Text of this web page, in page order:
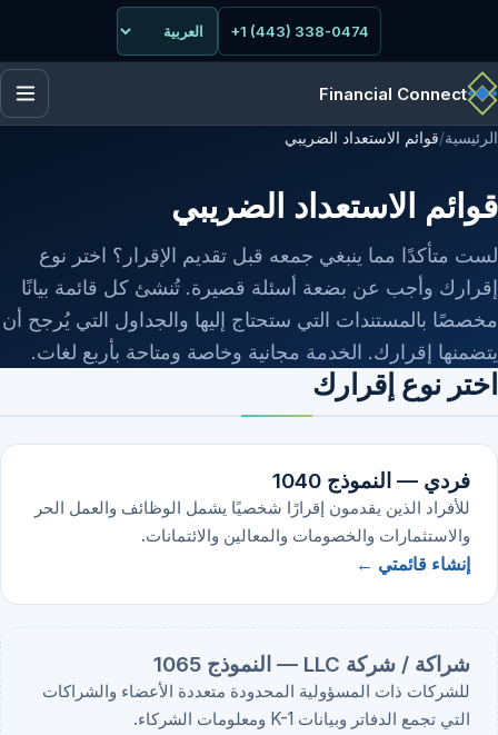
+1 (443) 338-0474
Financial Connect
الرئيسية/قوائم الاستعداد الضريبي
قوائم الاستعداد الضريبي
لست متأكدًا مما ينبغي جمعه قبل تقديم الإقرار؟ اختر نوع
إقرارك وأجب عن بضعة أسئلة قصيرة. تُنشئ كل قائمة بيانًا
مخصصًا بالمستندات التي ستحتاج إليها والجداول التي يُرجح أن
يتضمنها إقرارك. الخدمة مجانية وخاصة ومتاحة بأربع لغات.
اختر نوع إقرارك
فردي — النموذج 1040
للأفراد الذين يقدمون إقرارًا شخصيًا يشمل الوظائف والعمل الحر
والاستثمارات والخصومات والمعالين والائتمانات.
إنشاء قائمتي ←
شراكة / شركة LLC — النموذج 1065
للشركات ذات المسؤولية المحدودة متعددة الأعضاء والشراكات
التي تجمع الدفاتر وبيانات K-1 ومعلومات الشركاء.